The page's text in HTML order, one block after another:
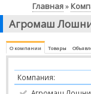
Главная»
Агромаш
О компании Товары
Компания: